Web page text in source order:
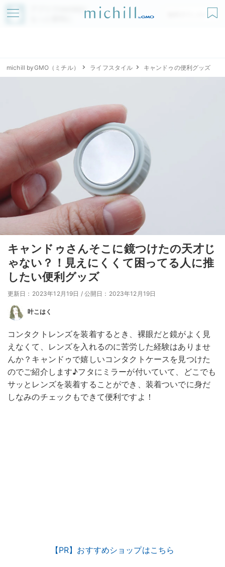
アプリでmichillが
無料ダウンロード
michill byGMO（ミチル） ライフスタイル キャンドゥの便利グッズ
キャンドゥさんそこに鏡つけたの天才じ
ゃない？！見えにくくて困ってる人に推
したい便利グッズ
更新日：2023年12月19日 / 公開日：2023年12月19日
叶こはく
コンタクトレンズを装着するとき、裸眼だと鏡がよく見
えなくて、レンズを入れるのに苦労した経験はありませ
んか？キャンドゥで嬉しいコンタクトケースを見つけた
のでご紹介します♪フタにミラーが付いていて、どこでも
サッとレンズを装着することができ、装着ついでに身だ
しなみのチェックもできて便利ですよ！
【PR】おすすめショップはこちら